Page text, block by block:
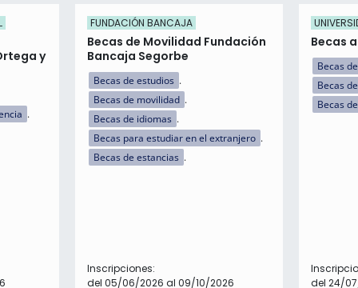
y
FUNDACIÓN BANCAJA
Becas de Movilidad Fundación
Bancaja Segorbe
Becas de estudios
Becas de movilidad
Becas de idiomas
Becas para estudiar en el extranjero
Becas de estancias
Inscripciones:
del 05/06/2026 al 09/10/2026
Becas
Becas
Becas
Becas
del 24/